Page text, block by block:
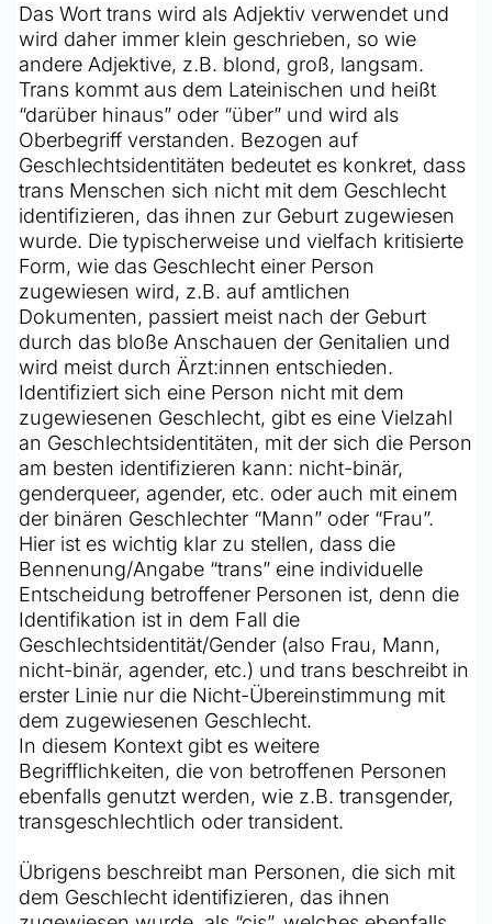
Das Wort trans wird als Adjektiv verwendet und
wird daher immer klein geschrieben, so wie
andere Adjektive, z.B. blond, groß, langsam.
Trans kommt aus dem Lateinischen und heißt
“darüber hinaus” oder “über” und wird als
Oberbegriff verstanden. Bezogen auf
Geschlechtsidentitäten bedeutet es konkret, dass
trans Menschen sich nicht mit dem Geschlecht
identifizieren, das ihnen zur Geburt zugewiesen
wurde. Die typischerweise und vielfach kritisierte
Form, wie das Geschlecht einer Person
zugewiesen wird, z.B. auf amtlichen
Dokumenten, passiert meist nach der Geburt
durch das bloße Anschauen der Genitalien und
wird meist durch Ärzt:innen entschieden.
Identifiziert sich eine Person nicht mit dem
zugewiesenen Geschlecht, gibt es eine Vielzahl
an Geschlechtsidentitäten, mit der sich die Person
am besten identifizieren kann: nicht-binär,
genderqueer, agender, etc. oder auch mit einem
der binären Geschlechter “Mann” oder “Frau”.
Hier ist es wichtig klar zu stellen, dass die
Bennenung/Angabe “trans” eine individuelle
Entscheidung betroffener Personen ist, denn die
Identifikation ist in dem Fall die
Geschlechtsidentität/Gender (also Frau, Mann,
nicht-binär, agender, etc.) und trans beschreibt in
erster Linie nur die Nicht-Übereinstimmung mit
dem zugewiesenen Geschlecht.
In diesem Kontext gibt es weitere
Begrifflichkeiten, die von betroffenen Personen
ebenfalls genutzt werden, wie z.B. transgender,
transgeschlechtlich oder transident.
Übrigens beschreibt man Personen, die sich mit
dem Geschlecht identifizieren, das ihnen